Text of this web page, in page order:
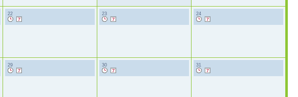
22 23 24
29 30 31